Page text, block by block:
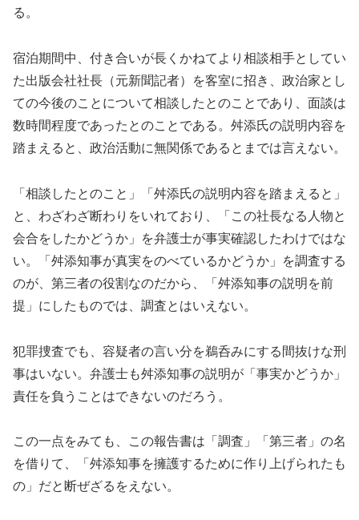
る。
宿泊期間中、付き合いが長くかねてより相談相手としてい
た出版会社社長（元新聞記者）を客室に招き、政治家とし
ての今後のことについて相談したとのことであり、面談は
数時間程度であったとのことである。舛添氏の説明内容を
踏まえると、政治活動に無関係であるとまでは言えない。
「相談したとのこと」「舛添氏の説明内容を踏まえると」
と、わざわざ断わりをいれており、「この社長なる人物と
会合をしたかどうか」を弁護士が事実確認したわけではな
い。「舛添知事が真実をのべているかどうか」を調査する
のが、第三者の役割なのだから、「舛添知事の説明を前
提」にしたものでは、調査とはいえない。
犯罪捜査でも、容疑者の言い分を鵜呑みにする間抜けな刑
事はいない。弁護士も舛添知事の説明が「事実かどうか」
責任を負うことはできないのだろう。
この一点をみても、この報告書は「調査」「第三者」の名
を借りて、「舛添知事を擁護するために作り上げられたも
の」だと断ぜざるをえない。